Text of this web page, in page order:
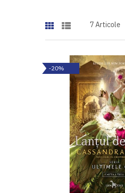
7Articole
-20%